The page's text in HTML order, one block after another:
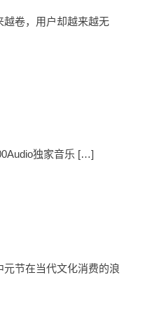
卷，用户却越来越无
独家音乐 […]
节在当代文化消费的浪